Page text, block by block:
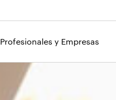
Profesionales y Empresas